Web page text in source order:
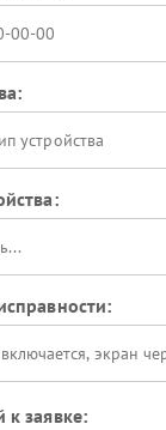
устройства
заявке: